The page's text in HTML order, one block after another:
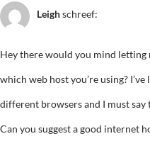
Leighschreef:
Hey there would you mind letting
which web host you’re using?
different browsers and I must
Can you suggest a good internet